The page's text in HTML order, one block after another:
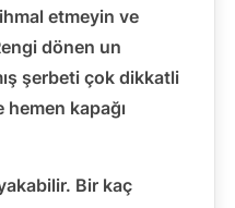
etmeyin ve
dönen un
şerbeti çok dikkatli
kapağı
Bir kaç